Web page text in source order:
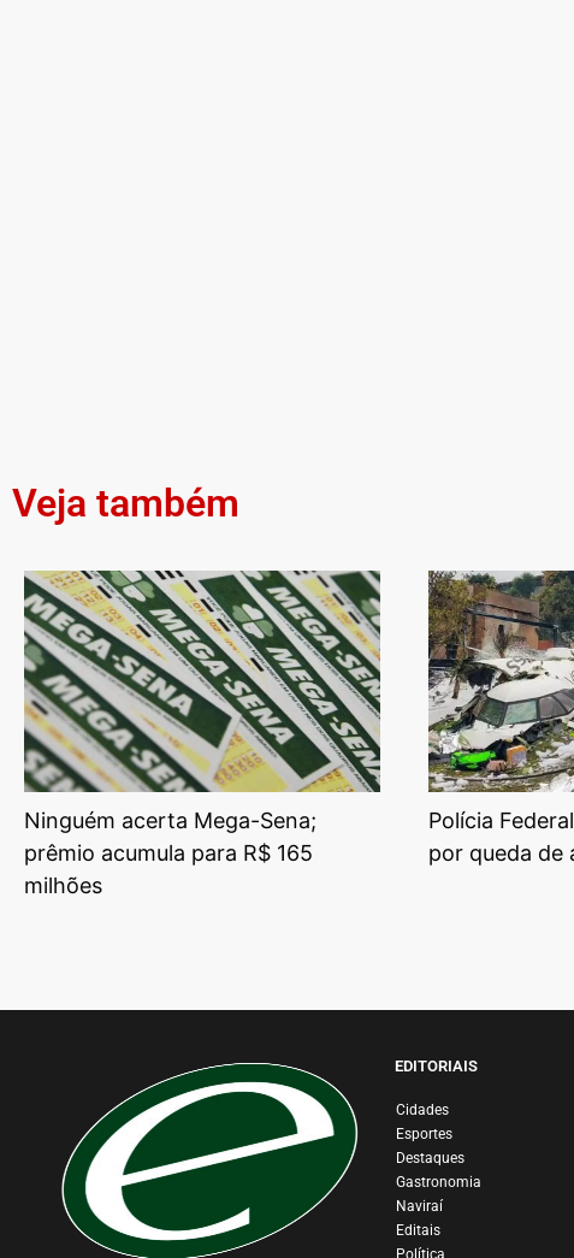
Veja também
Ninguém acerta Mega-Sena;
prêmio acumula para R$ 165
milhões
Polícia
por queda de
EDITORIAIS
Cidades
Esportes
Destaques
Gastronomia
Naviraí
Editais
Política